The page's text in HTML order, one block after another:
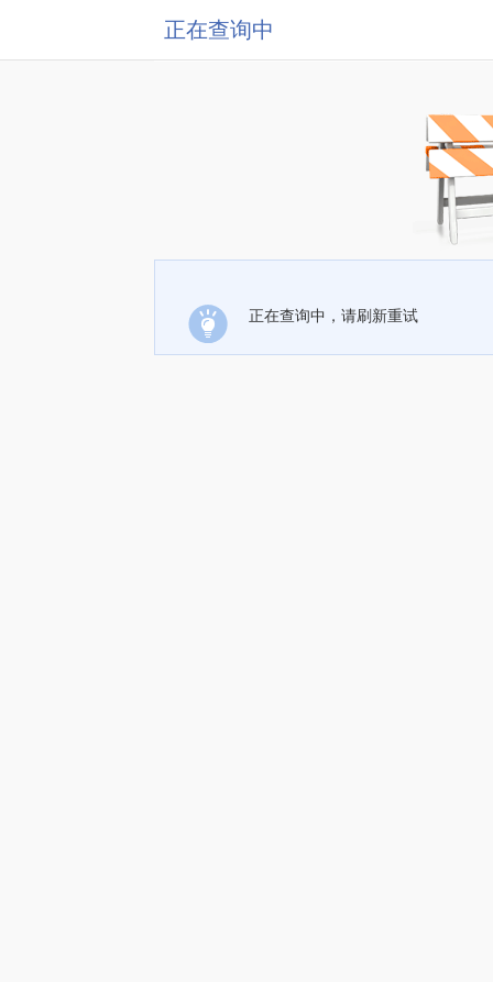
正在查询中
正在查询中，请刷新重试